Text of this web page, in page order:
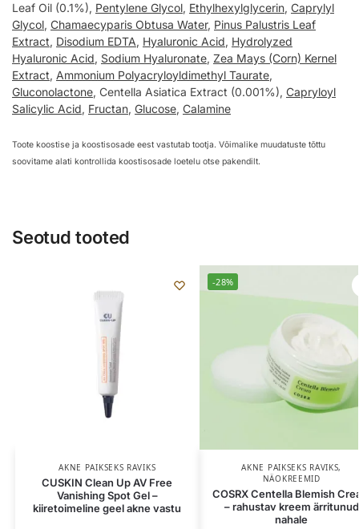
Leaf Oil (0.1%), Pentylene Glycol, Ethylhexylglycerin, Caprylyl
Glycol, Chamaecyparis Obtusa Water, Pinus Palustris Leaf
Extract, Disodium EDTA, Hyaluronic Acid, Hydrolyzed
Hyaluronic Acid, Sodium Hyaluronate, Zea Mays (Corn) Kernel
Extract, Ammonium Polyacryloyldimethyl Taurate,
Gluconolactone, Centella Asiatica Extract (0.001%), Capryloyl
Salicylic Acid, Fructan, Glucose, Calamine
Toote koostise ja koostisosade eest vastutab tootja. Võimalike muudatuste tõttu
soovitame alati kontrollida koostisosade loetelu otse pakendilt.
Seotud tooted
AKNE PAIKSEKS RAVIKS
CUSKIN Clean Up AV Free
Vanishing Spot Gel –
kiiretoimeline geel akne vastu
-28%
AKNE PAIKSEKS RAVIKS,
NÄOKREEMID
COSRX Centella Blemish
– rahustav kreem ärritunud
nahale